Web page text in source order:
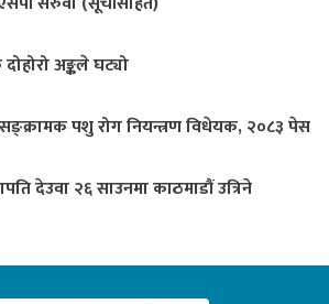
अङ्कले घट्यो
सङ्क्रामक पशु रोग नियन्त्रण विधेयक, २०८३ पेस
देउवा २६ साउनमा काठमाडौं उत्रिने